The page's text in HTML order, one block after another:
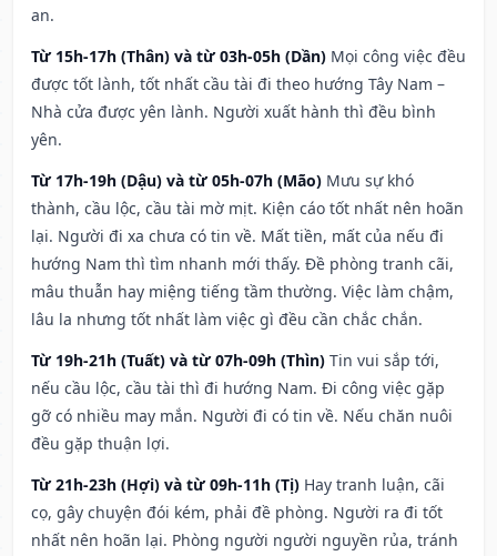
an.
Từ 15h-17h (Thân) và từ 03h-05h (Dần) Mọi công việc đều
được tốt lành, tốt nhất cầu tài đi theo hướng Tây Nam –
Nhà cửa được yên lành. Người xuất hành thì đều bình
yên.
Từ 17h-19h (Dậu) và từ 05h-07h (Mão) Mưu sự khó
thành, cầu lộc, cầu tài mờ mịt. Kiện cáo tốt nhất nên hoãn
lại. Người đi xa chưa có tin về. Mất tiền, mất của nếu đi
hướng Nam thì tìm nhanh mới thấy. Đề phòng tranh cãi,
mâu thuẫn hay miệng tiếng tầm thường. Việc làm chậm,
lâu la nhưng tốt nhất làm việc gì đều cần chắc chắn.
Từ 19h-21h (Tuất) và từ 07h-09h (Thìn) Tin vui sắp tới,
nếu cầu lộc, cầu tài thì đi hướng Nam. Đi công việc gặp
gỡ có nhiều may mắn. Người đi có tin về. Nếu chăn nuôi
đều gặp thuận lợi.
Từ 21h-23h (Hợi) và từ 09h-11h (Tị) Hay tranh luận, cãi
cọ, gây chuyện đói kém, phải đề phòng. Người ra đi tốt
nhất nên hoãn lại. Phòng người người nguyền rủa, tránh